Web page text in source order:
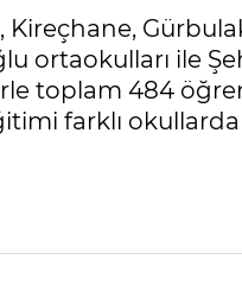
Kireçhane,
ortaokulları ile
toplam 484
farklı